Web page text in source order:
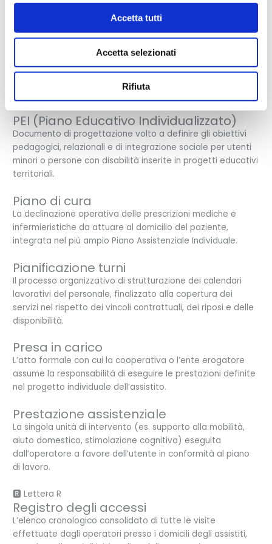
Accetta tutti
Accetta selezionati
Rifiuta
la durata e la frequenza degli accessi ADI.
Paziente
Il soggetto affetto da patologie acute o croniche
destinatario di trattamenti di natura prettamente
sanitaria, clinica o riabilitativa nell’ambito delle cure
PEI (Piano Educativo Individualizzato)
Documento di progettazione volto a definire gli obiettivi
pedagogici, relazionali e di integrazione sociale per utenti
minori o persone con disabilità inserite in progetti educativi
territoriali.
Piano di cura
La declinazione operativa delle prescrizioni mediche e
infermieristiche da attuare al domicilio del paziente,
integrata nel più ampio Piano Assistenziale Individuale.
Pianificazione turni
Il processo organizzativo di strutturazione dei calendari
lavorativi del personale, finalizzato alla copertura dei
servizi nel rispetto dei vincoli contrattuali, dei riposi e delle
disponibilità.
Presa in carico
L’atto formale con cui la cooperativa o l’ente erogatore
assume la responsabilità di eseguire le prestazioni definite
nel progetto individuale dell’assistito.
Prestazione assistenziale
La singola unità di intervento (es. supporto alla mobilità,
aiuto domestico, stimolazione cognitiva) eseguita
dall’operatore a favore dell’utente in conformità al piano
di lavoro.
🆁 Lettera R
Registro degli accessi
L’elenco cronologico consolidato di tutte le visite
effettuate dagli operatori presso i domicili degli assistiti,